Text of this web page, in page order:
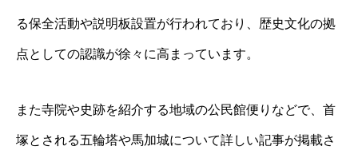
る保全活動や説明板設置が行われており、歴史文化の拠
点としての認識が徐々に高まっています。
また寺院や史跡を紹介する地域の公民館便りなどで、首
塚とされる五輪塔や馬加城について詳しい記事が掲載さ